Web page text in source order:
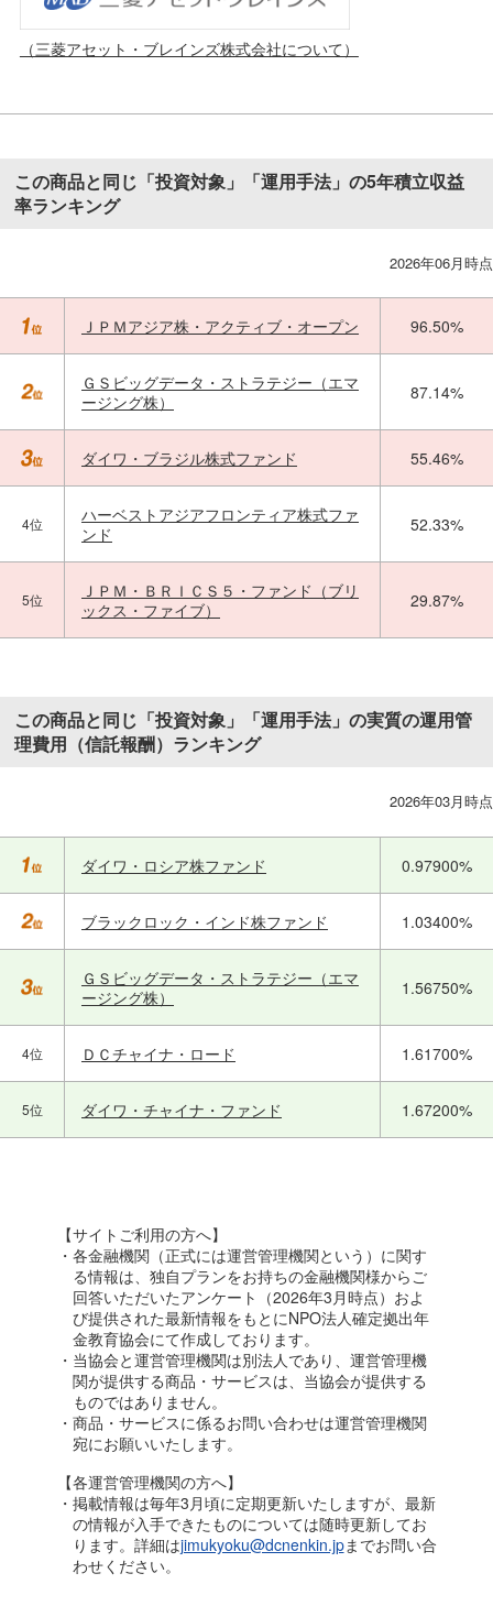
（三菱アセット・ブレインズ株式会社について）
この商品と同じ「投資対象」「運用手法」の5年積立収益
率ランキング
2026年06月時点
ＪＰＭアジア株・アクティブ・オープン 96.50%
ＧＳビッグデータ・ストラテジー（エマ
ージング株）
87.14%
ダイワ・ブラジル株式ファンド 55.46%
4位
ハーベストアジアフロンティア株式ファ
ンド
52.33%
5位
ＪＰＭ・ＢＲＩＣＳ５・ファンド（ブリ
ックス・ファイブ）
29.87%
この商品と同じ「投資対象」「運用手法」の実質の運用管
理費用（信託報酬）ランキング
2026年03月時点
ダイワ・ロシア株ファンド 0.97900%
ブラックロック・インド株ファンド 1.03400%
ＧＳビッグデータ・ストラテジー（エマ
ージング株）
1.56750%
4位 ＤＣチャイナ・ロード 1.61700%
5位 ダイワ・チャイナ・ファンド 1.67200%
【サイトご利用の方へ】
・各金融機関（正式には運営管理機関という）に関す
る情報は、独自プランをお持ちの金融機関様からご
回答いただいたアンケート（2026年3月時点）およ
び提供された最新情報をもとにNPO法人確定拠出年
金教育協会にて作成しております。
・当協会と運営管理機関は別法人であり、運営管理機
関が提供する商品・サービスは、当協会が提供する
ものではありません。
・商品・サービスに係るお問い合わせは運営管理機関
宛にお願いいたします。
【各運営管理機関の方へ】
・掲載情報は毎年3月頃に定期更新いたしますが、最新
の情報が入手できたものについては随時更新してお
ります。詳細はjimukyoku@dcnenkin.jpまでお問い合
わせください。